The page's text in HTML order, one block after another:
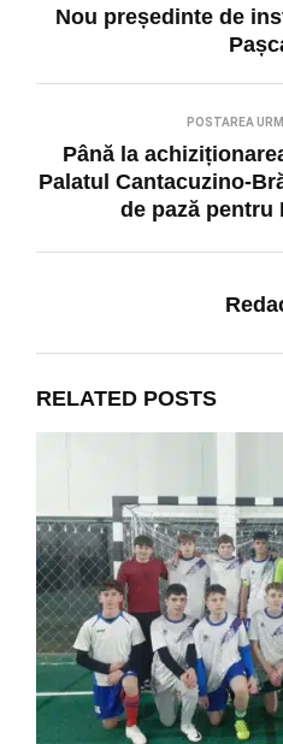
Nou președinte de
POSTAREA
Până la
Palatul Cantacuzino-
de pază pentru
RELATED POSTS